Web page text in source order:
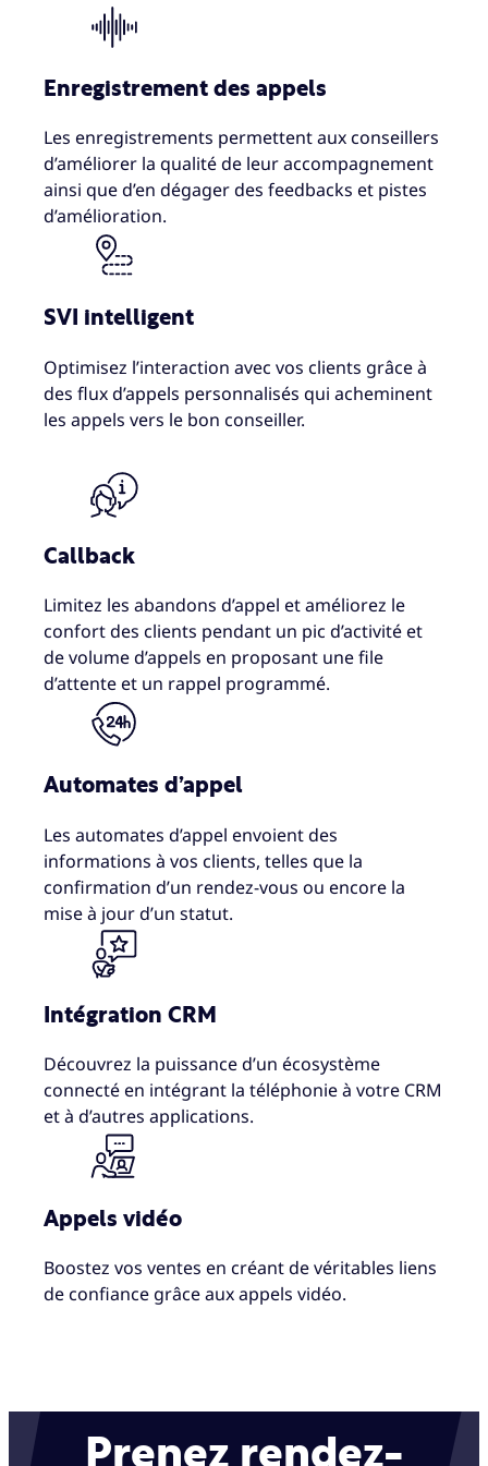
Enregistrement des appels
Les enregistrements permettent aux conseillers
d’améliorer la qualité de leur accompagnement
ainsi que d’en dégager des feedbacks et pistes
d’amélioration.
SVI intelligent
Optimisez l’interaction avec vos clients grâce à
des flux d’appels personnalisés qui acheminent
les appels vers le bon conseiller.
Callback
Limitez les abandons d’appel et améliorez le
confort des clients pendant un pic d’activité et
de volume d’appels en proposant une file
d’attente et un rappel programmé.
Automates d’appel
Les automates d’appel envoient des
informations à vos clients, telles que la
confirmation d’un rendez-vous ou encore la
mise à jour d’un statut.
Intégration CRM
Découvrez la puissance d’un écosystème
connecté en intégrant la téléphonie à votre CRM
et à d’autres applications.
Appels vidéo
Boostez vos ventes en créant de véritables liens
de confiance grâce aux appels vidéo.
Prenez rendez-